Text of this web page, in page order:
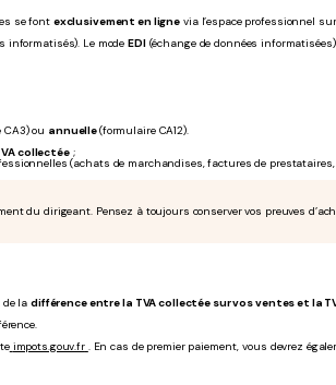
se font exclusivement en ligne via l’espace professionnel
informatisés). Le modeEDI(échange de données
ou annuelle(formulaire CA12).
collectée;
(achats de marchandises, factures de
du dirigeant. Pensez à toujours conserver vos preuves
de ladifférence entre la TVA collectée sur vos ventes et la
impots.gouv.fr . En cas de premier paiement, vous devrez